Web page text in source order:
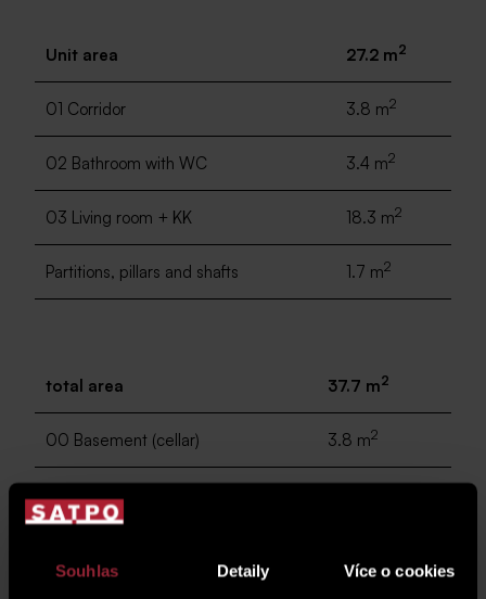
Souhlas Detaily Více o cookies
Unit area 27.2 m2
01 Corridor 3.8 m2
02 Bathroom with WC 3.4 m2
03 Living room + KK 18.3 m2
Partitions, pillars and shafts 1.7 m2
total area 37.7 m2
00 Basement (cellar) 3.8 m2
04 balcony 2